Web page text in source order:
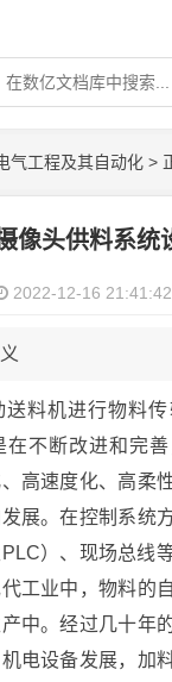
气工程及其自动化 >
像头供料系统
2022-12-16 21:41:42
送料机进行物料
在不断改进和完
高速度化、高柔
展。在控制系统
）、现场总线
工业中，物料的
中。经过几十年
电设备发展，加